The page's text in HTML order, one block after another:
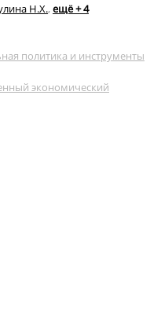
Н.Х., ещё + 4
политика и инструменты
экономический